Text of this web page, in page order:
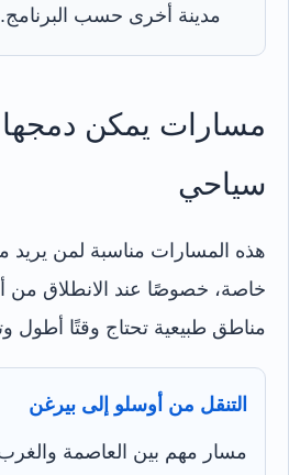
مدينة أخرى حسب البرنامج.
مسارات يمكن
سياحي
هذه المسارات مناسبة لمن يريد
خاصة، خصوصًا عند الانطلاق من
مناطق طبيعية تحتاج وقتًا أطول
التنقل من أوسلو إلى بيرغن
مسار مهم بين العاصمة